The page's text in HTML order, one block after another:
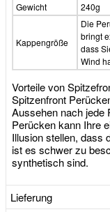
Gewicht
240g
Kappengröße
Die
bringt
dass
Wind
Vorteile von
Spitzenfront
Aussehen nach jede
Perücken kann Ihre
Illusion stellen, dass
ist es schwer zu
synthetisch sind.
Lieferung